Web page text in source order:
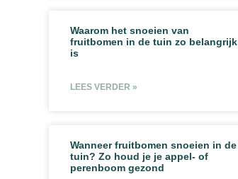
Waarom het snoeien van
fruitbomen in de tuin zo belangrijk
is
LEES VERDER »
Wanneer fruitbomen snoeien in de
tuin? Zo houd je je appel- of
perenboom gezond